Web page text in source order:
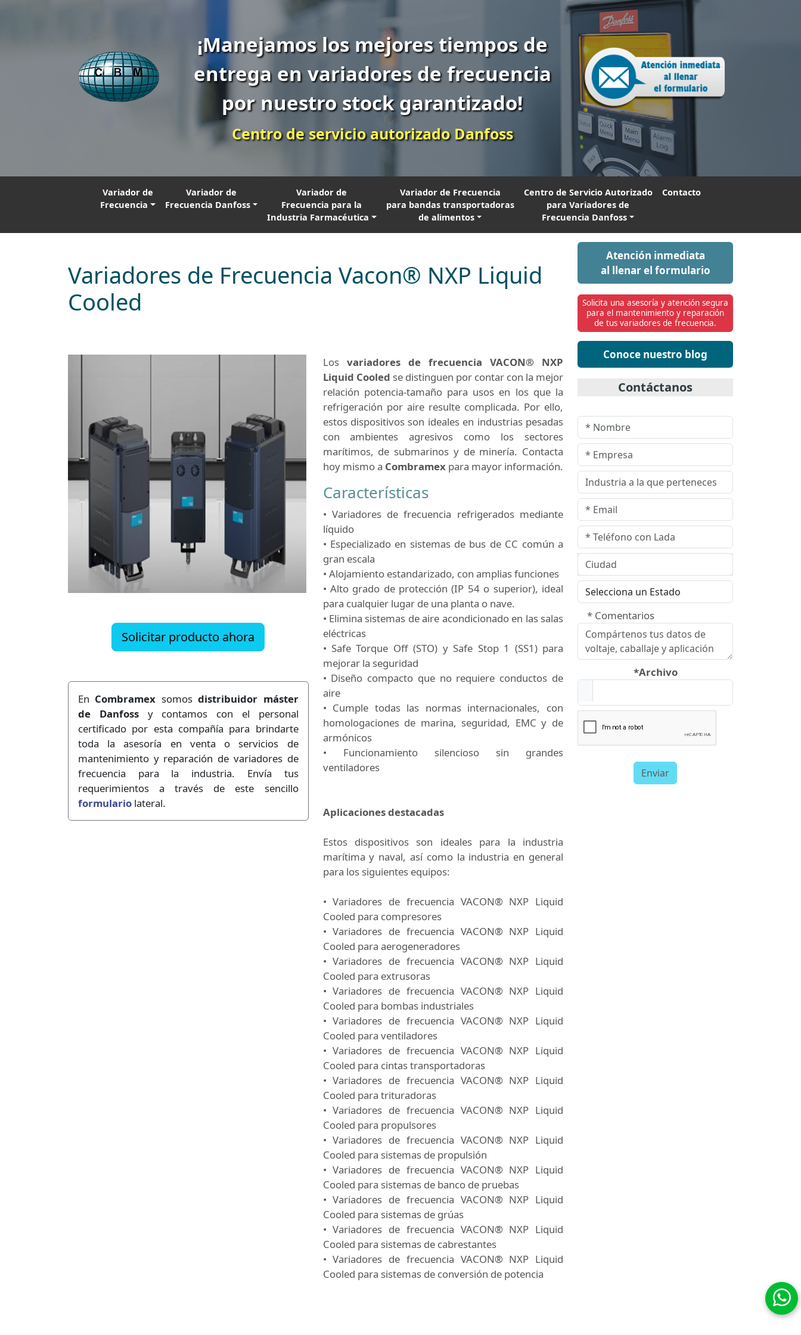
¡Manejamos los mejores tiempos de
entrega en variadores de frecuencia
por nuestro stock garantizado!
Centro de servicio autorizado Danfoss
Variador de
Frecuencia
Variador de
Frecuencia Danfoss
Variador de
Frecuencia para la
Industria Farmacéutica
Variador de Frecuencia
para bandas transportadoras
de alimentos
Centro de Servicio Autorizado
para Variadores de
Frecuencia Danfoss
Contacto
Variadores de Frecuencia Vacon® NXP Liquid
Cooled
Solicitar producto ahora
En Combramex somosdistribuidor máster
de Danfossy contamos con el personal
certificado por esta compañía para brindarte
toda la asesoría en venta o servicios de
mantenimiento y reparación de variadores de
frecuencia para la industria. Envía tus
requerimientos a través de este sencillo
formulario lateral.
Los variadores de frecuencia VACON® NXP
Liquid Cooled se distinguen por contar con la mejor
relación potencia-tamaño para usos en los que la
refrigeración por aire resulte complicada. Por ello,
estos dispositivos son ideales en industrias pesadas
con ambientes agresivos como los sectores
marítimos, de submarinos y de minería. Contacta
hoy mismo a Combramex para mayor información.
Características
• Variadores de frecuencia refrigerados mediante
líquido
• Especializado en sistemas de bus de CC común a
gran escala
• Alojamiento estandarizado, con amplias funciones
• Alto grado de protección (IP 54 o superior), ideal
para cualquier lugar de una planta o nave.
• Elimina sistemas de aire acondicionado en las salas
eléctricas
• Safe Torque Off (STO) y Safe Stop 1 (SS1) para
mejorar la seguridad
• Diseño compacto que no requiere conductos de
aire
• Cumple todas las normas internacionales, con
homologaciones de marina, seguridad, EMC y de
armónicos
• Funcionamiento silencioso sin grandes
ventiladores
Aplicaciones destacadas
Estos dispositivos son ideales para la industria
marítima y naval, así como la industria en general
para los siguientes equipos:
• Variadores de frecuencia VACON® NXP Liquid
Cooled para compresores
• Variadores de frecuencia VACON® NXP Liquid
Cooled para aerogeneradores
• Variadores de frecuencia VACON® NXP Liquid
Cooled para extrusoras
• Variadores de frecuencia VACON® NXP Liquid
Cooled para bombas industriales
• Variadores de frecuencia VACON® NXP Liquid
Cooled para ventiladores
• Variadores de frecuencia VACON® NXP Liquid
Cooled para cintas transportadoras
• Variadores de frecuencia VACON® NXP Liquid
Cooled para trituradoras
• Variadores de frecuencia VACON® NXP Liquid
Cooled para propulsores
• Variadores de frecuencia VACON® NXP Liquid
Cooled para sistemas de propulsión
• Variadores de frecuencia VACON® NXP Liquid
Cooled para sistemas de banco de pruebas
• Variadores de frecuencia VACON® NXP Liquid
Cooled para sistemas de grúas
• Variadores de frecuencia VACON® NXP Liquid
Cooled para sistemas de cabrestantes
• Variadores de frecuencia VACON® NXP Liquid
Cooled para sistemas de conversión de potencia
Atención inmediata
al llenar el formulario
Solicita una asesoría y atención segura
para el mantenimiento y reparación
de tus variadores de frecuencia.
Conoce nuestro blog
Contáctanos
* Comentarios
*Archivo